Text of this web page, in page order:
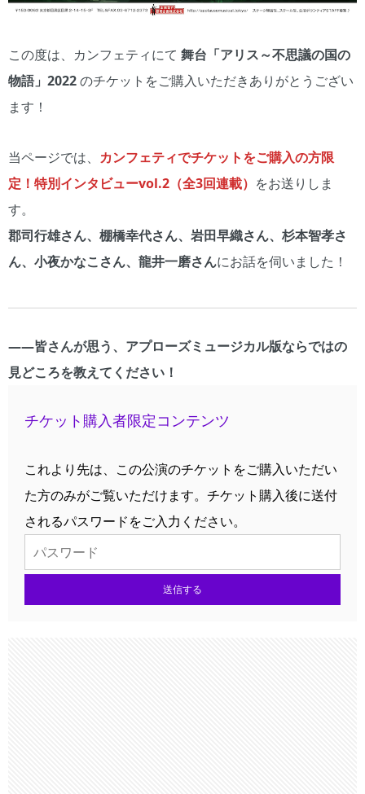
この度は、カンフェティにて 舞台「アリス～不思議の国の
物語」2022のチケットをご購入いただきありがとうござい
ます！
当ページでは、 カンフェティでチケットをご購入の方限
定！特別インタビューvol.2（全3回連載） をお送りしま
す。
郡司行雄さん、棚橋幸代さん、岩田早織さん、杉本智孝さ
ん、小夜かなこさん、龍井一磨さんにお話を伺いました！
――皆さんが思う、アプローズミュージカル版ならではの
見どころを教えてください！
チケット購入者限定コンテンツ
これより先は、この公演のチケットをご購入いただい
た方のみがご覧いただけます。チケット購入後に送付
されるパスワードをご入力ください。
送信する